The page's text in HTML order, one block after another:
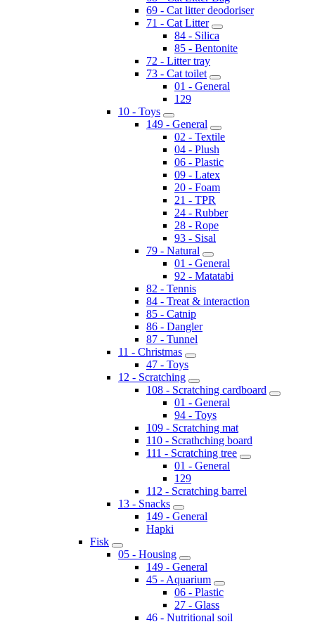
69 - Cat litter deodoriser
71 - Cat Litter
84 - Silica
85 - Bentonite
72 - Litter tray
73 - Cat toilet
01 - General
129
10 - Toys
149 - General
02 - Textile
04 - Plush
06 - Plastic
09 - Latex
20 - Foam
21 - TPR
24 - Rubber
28 - Rope
93 - Sisal
79 - Natural
01 - General
92 - Matatabi
82 - Tennis
84 - Treat & interaction
85 - Catnip
86 - Dangler
87 - Tunnel
11 - Christmas
47 - Toys
12 - Scratching
108 - Scratching cardboard
01 - General
94 - Toys
109 - Scratching mat
110 - Scrathching board
111 - Scratching tree
01 - General
129
112 - Scratching barrel
13 - Snacks
149 - General
Hapki
Fisk
05 - Housing
149 - General
45 - Aquarium
06 - Plastic
27 - Glass
46 - Nutritional soil